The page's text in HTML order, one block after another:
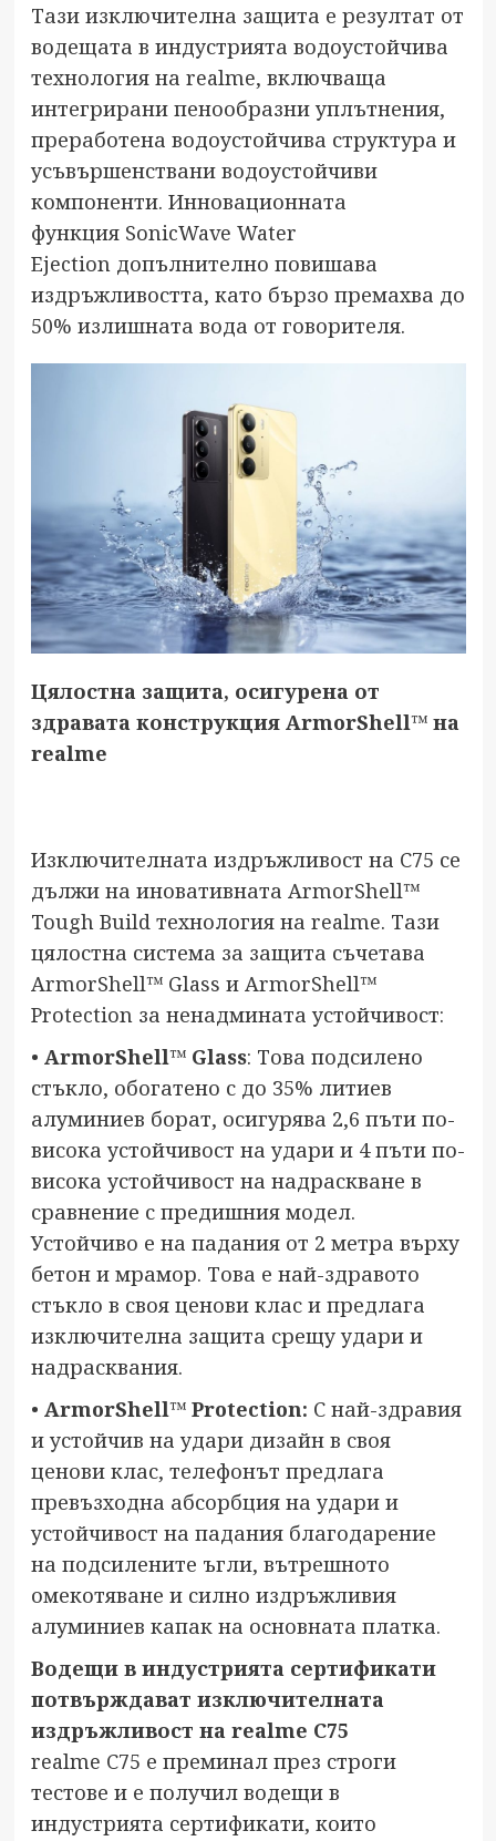
Тази изключителна защита е резултат от
водещата в индустрията водоустойчива
технология на realme, включваща
интегрирани пенообразни уплътнения,
преработена водоустойчива структура и
усъвършенствани водоустойчиви
компоненти. Инновационната
функция SonicWave Water
Ejection допълнително повишава
издръжливостта, като бързо премахва до
50% излишната вода от говорителя.
Цялостна защита, осигурена от
здравата конструкция ArmorShell™ на
realme
Изключителната издръжливост на C75 се
дължи на иновативната ArmorShell™
Tough Build технология на realme. Тази
цялостна система за защита съчетава
ArmorShell™ Glass и ArmorShell™
Protection за ненадмината устойчивост:
• ArmorShell™ Glass: Това подсилено
стъкло, обогатено с до 35% литиев
алуминиев борат, осигурява 2,6 пъти по-
висока устойчивост на удари и 4 пъти по-
висока устойчивост на надраскване в
сравнение с предишния модел.
Устойчиво е на падания от 2 метра върху
бетон и мрамор. Това е най-здравото
стъкло в своя ценови клас и предлага
изключителна защита срещу удари и
надрасквания.
• ArmorShell™ Protection: С най-здравия
и устойчив на удари дизайн в своя
ценови клас, телефонът предлага
превъзходна абсорбция на удари и
устойчивост на падания благодарение
на подсилените ъгли, вътрешното
омекотяване и силно издръжливия
алуминиев капак на основната платка.
Водещи в индустрията сертификати
потвърждават изключителната
издръжливост на realme C75
realme C75 е преминал през строги
тестове и е получил водещи в
индустрията сертификати, които